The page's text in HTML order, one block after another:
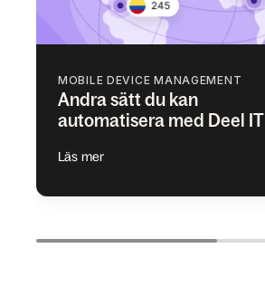
MOBILE DEVICE MANAGEMENT
Andra sätt du kan
automatisera med Deel IT
Läs mer